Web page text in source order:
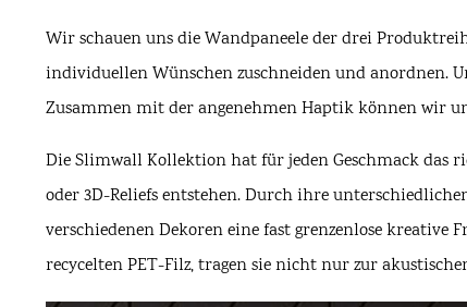
Wir schauen uns die Wandpaneele der drei
individuellen Wünschen zuschneiden und anordnen.
Zusammen mit der angenehmen Haptik können wir
Die Slimwall Kollektion hat für jeden Geschmack das
oder 3D-Reliefs entstehen. Durch ihre
verschiedenen Dekoren eine fast grenzenlose kreative
recycelten PET-Filz, tragen sie nicht nur zur